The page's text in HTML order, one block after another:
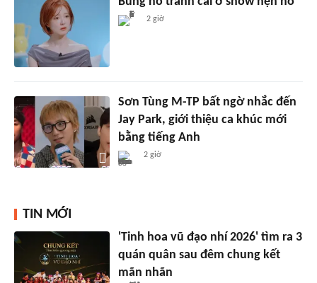
2 giờ
Sơn Tùng M-TP bất ngờ nhắc đến
Jay Park, giới thiệu ca khúc mới
bằng tiếng Anh
2 giờ
TIN MỚI
'Tinh hoa vũ đạo nhí 2026' tìm ra 3
quán quân sau đêm chung kết
mãn nhãn